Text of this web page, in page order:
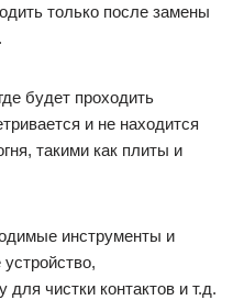
только после замены
будет проходить
и не находится
такими как плиты и
инструменты и
чистки контактов и т.д.